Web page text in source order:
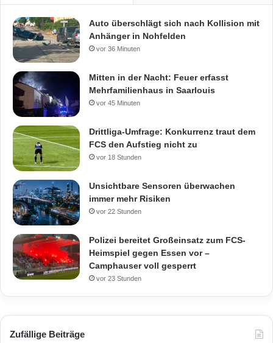
Auto überschlägt sich nach Kollision mit
Anhänger in Nohfelden
vor 36 Minuten
Mitten in der Nacht: Feuer erfasst
Mehrfamilienhaus in Saarlouis
vor 45 Minuten
Drittliga-Umfrage: Konkurrenz traut dem
FCS den Aufstieg nicht zu
vor 18 Stunden
Unsichtbare Sensoren überwachen
immer mehr Risiken
vor 22 Stunden
Polizei bereitet Großeinsatz zum FCS-
Heimspiel gegen Essen vor –
Camphauser voll gesperrt
vor 23 Stunden
Zufällige Beiträge